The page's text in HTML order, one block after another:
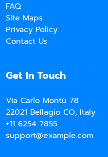
FAQ
Site Maps
Privacy Policy
Contact Us
Get In Touch
Via Carlo Montù 78
22021 Bellagio CO, Italy
+11 6254 7855
support@example.com